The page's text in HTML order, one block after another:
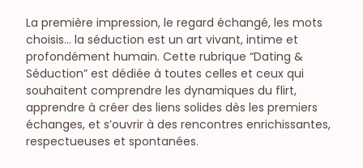
Le sexe dans la société
Féminisme
La première impression, le regard échangé, les mots
choisis… la séduction est un art vivant, intime et
profondément humain. Cette rubrique “Dating &
Séduction” est dédiée à toutes celles et ceux qui
souhaitent comprendre les dynamiques du flirt,
apprendre à créer des liens solides dès les premiers
échanges, et s’ouvrir à des rencontres enrichissantes,
respectueuses et spontanées.